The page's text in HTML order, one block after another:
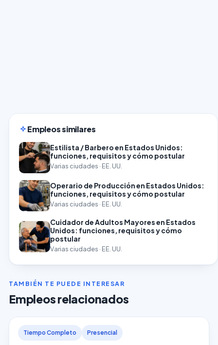
Empleos similares
Estilista / Barbero en Estados Unidos:
funciones, requisitos y cómo postular
Varias ciudades · EE. UU.
Operario de Producción en Estados Unidos:
funciones, requisitos y cómo postular
Varias ciudades · EE. UU.
Cuidador de Adultos Mayores en Estados
Unidos: funciones, requisitos y cómo
postular
Varias ciudades · EE. UU.
TAMBIÉN TE PUEDE INTERESAR
Empleos relacionados
Tiempo Completo Presencial